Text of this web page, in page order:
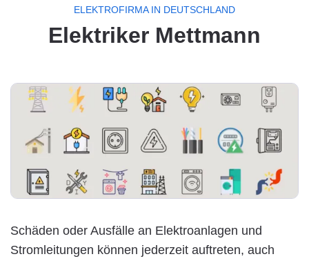
ELEKTROFIRMA IN DEUTSCHLAND
Elektriker Mettmann
Schäden oder Ausfälle an Elektroanlagen und
Stromleitungen können jederzeit auftreten, auch